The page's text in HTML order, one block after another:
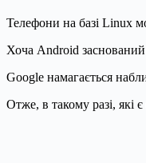
Телефони на базі Linux
Хоча Android
Google намагається
Отже, в такому разі, які